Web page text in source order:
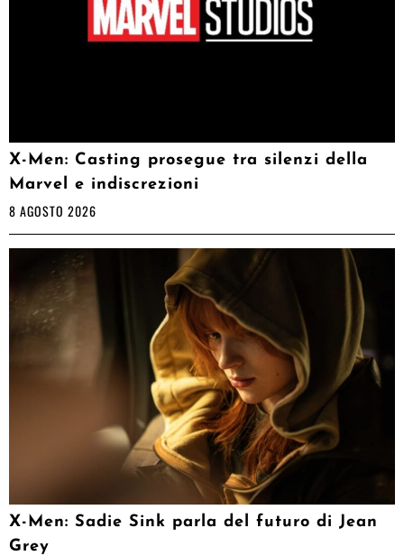
X-Men: Casting prosegue tra silenzi della
Marvel e indiscrezioni
8 AGOSTO 2026
X-Men: Sadie Sink parla del futuro di Jean
Grey